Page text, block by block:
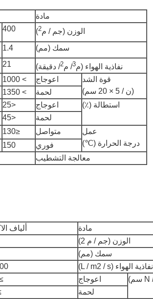
مادة
الوزن (جم / م2
)
400
سمك (مم) 1.4
نفاذية الهواء (م3/ م2/ دقيقة) 21
قوة الشد
(ن / 5 × 20 سم)
اعوجاج > 1000
لحمة
> 1350
استطالة (٪)
اعوجاج <25
لحمة
<45
عمل
درجة الحرارة (℃)
متواصل ≤130
فوري
150
معالجة التشطيب
مادة
ألياف
الوزن (جم / م 2)
سمك (مم)
نفاذية الهواء (L / m2 / s)
اعوجاج
لحمة